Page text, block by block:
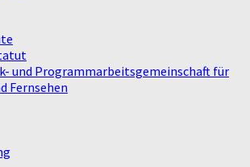
und Programmarbeitsgemeinschaft für
Fernsehen